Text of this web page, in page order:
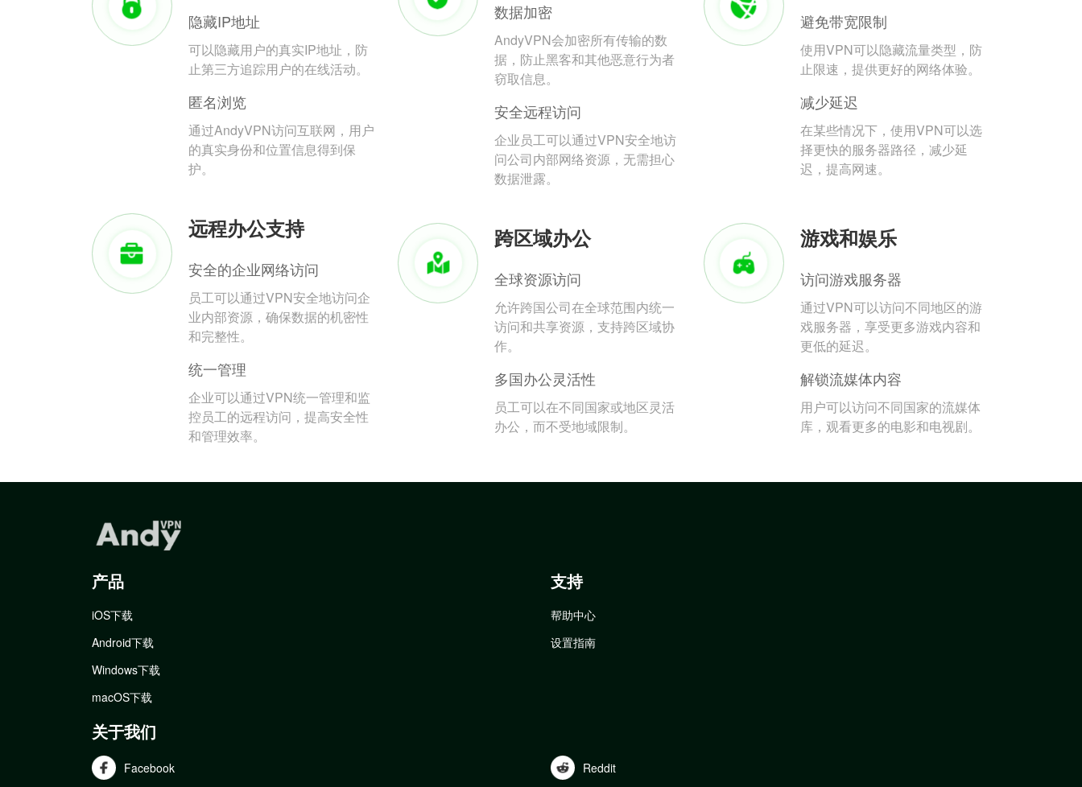
隐藏IP地址
可以隐藏用户的真实IP地址，防
止第三方追踪用户的在线活动。
匿名浏览
通过AndyVPN访问互联网，用户
的真实身份和位置信息得到保
护。
数据加密
AndyVPN会加密所有传输的数
据，防止黑客和其他恶意行为者
窃取信息。
安全远程访问
企业员工可以通过VPN安全地访
问公司内部网络资源，无需担心
数据泄露。
避免带宽限制
使用VPN可以隐藏流量类型，防
止限速，提供更好的网络体验。
减少延迟
在某些情况下，使用VPN可以选
择更快的服务器路径，减少延
迟，提高网速。
远程办公支持
安全的企业网络访问
员工可以通过VPN安全地访问企
业内部资源，确保数据的机密性
和完整性。
统一管理
企业可以通过VPN统一管理和监
控员工的远程访问，提高安全性
和管理效率。
跨区域办公
全球资源访问
允许跨国公司在全球范围内统一
访问和共享资源，支持跨区域协
作。
多国办公灵活性
员工可以在不同国家或地区灵活
办公，而不受地域限制。
游戏和娱乐
访问游戏服务器
通过VPN可以访问不同地区的游
戏服务器，享受更多游戏内容和
更低的延迟。
解锁流媒体内容
用户可以访问不同国家的流媒体
库，观看更多的电影和电视剧。
产品
iOS下载
Android下载
Windows下载
macOS下载
支持
帮助中心
设置指南
关于我们
Facebook Reddit